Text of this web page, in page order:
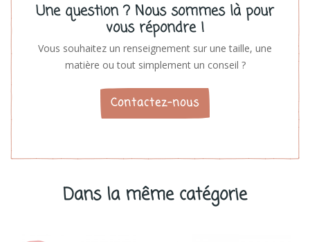
Une question ? Nous sommes là pour
vous répondre !
Vous souhaitez un renseignement sur une taille, une
matière ou tout simplement un conseil ?
Contactez-nous
Dans la même catégorie